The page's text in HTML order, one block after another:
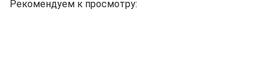
Рекомендуем к просмотру: